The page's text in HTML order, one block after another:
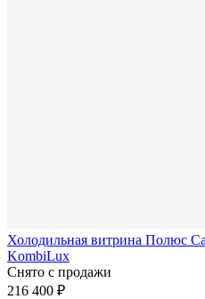
Холодильная витрина Полюс
KombiLux
Снято с продажи
216 400 ₽